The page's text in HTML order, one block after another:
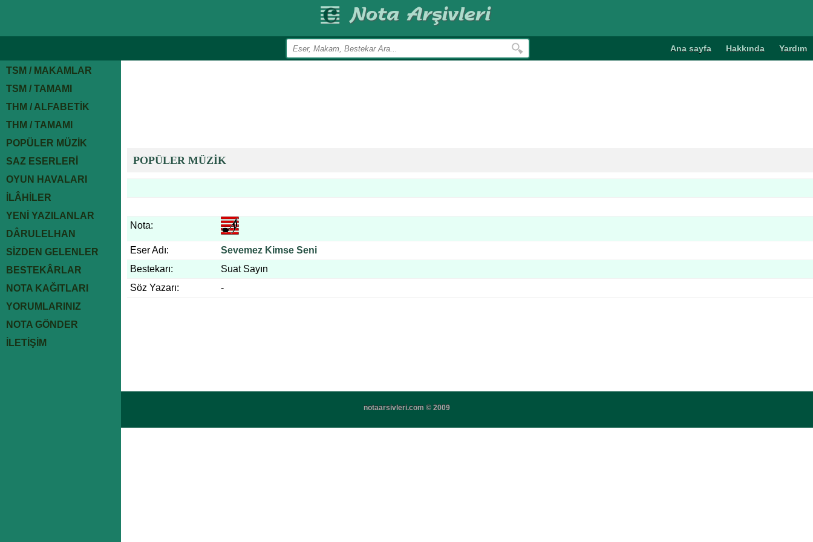
Ana sayfa Hakkında Yardım
TSM / MAKAMLAR
TSM / TAMAMI
THM / ALFABETİK
THM / TAMAMI
POPÜLER MÜZİK
SAZ ESERLERİ
OYUN HAVALARI
İLÂHİLER
YENİ YAZILANLAR
DÂRULELHAN
SİZDEN GELENLER
BESTEKÂRLAR
NOTA KAĞITLARI
YORUMLARINIZ
NOTA GÖNDER
İLETİŞİM
POPÜLER MÜZİK
Nota:
Eser Adı:
Sevemez Kimse Seni
Bestekarı:
Suat Sayın
Söz Yazarı:
-
notaarsivleri.com © 2009